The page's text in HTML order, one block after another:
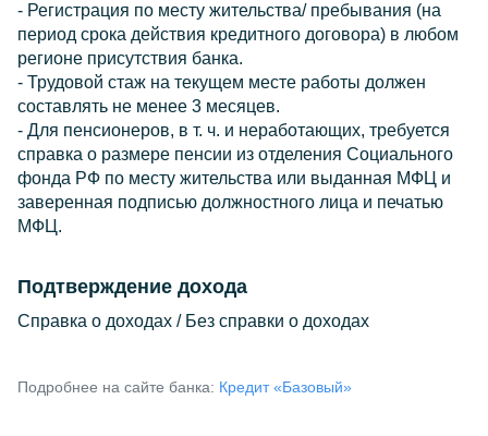
- Регистрация по месту жительства/ пребывания (на
период срока действия кредитного договора) в любом
регионе присутствия банка.
- Трудовой стаж на текущем месте работы должен
составлять не менее 3 месяцев.
- Для пенсионеров, в т. ч. и неработающих, требуется
справка о размере пенсии из отделения Социального
фонда РФ по месту жительства или выданная МФЦ и
заверенная подписью должностного лица и печатью
МФЦ.
Подтверждение дохода
Справка о доходах / Без справки о доходах
Подробнее на сайте банка: Кредит «Базовый»